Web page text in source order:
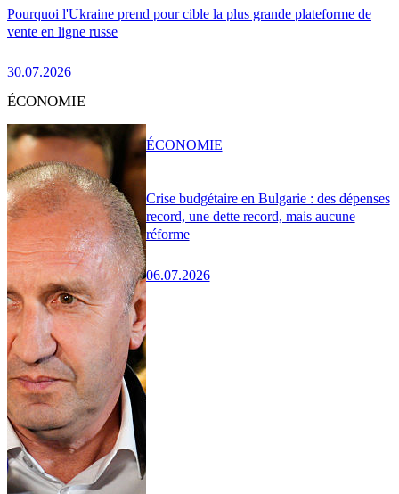
Pourquoi l'Ukraine prend pour cible la plus grande plateforme de
vente en ligne russe
30.07.2026
ÉCONOMIE
Crise budgétaire en Bulgarie : des dépenses
record, une dette record, mais aucune
réforme
06.07.2026
ÉCONOMIE